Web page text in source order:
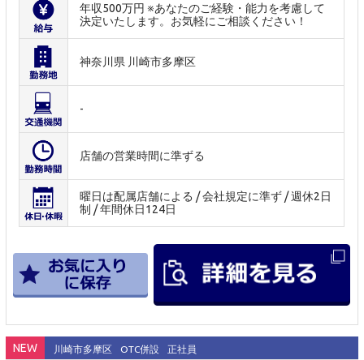
年収500万円 ※あなたのご経験・能力を考慮して
決定いたします。お気軽にご相談ください！
神奈川県 川崎市多摩区
-
店舗の営業時間に準ずる
曜日は配属店舗による / 会社規定に準ず / 週休2日
制 / 年間休日124日
NEW 川崎市多摩区 OTC併設 正社員